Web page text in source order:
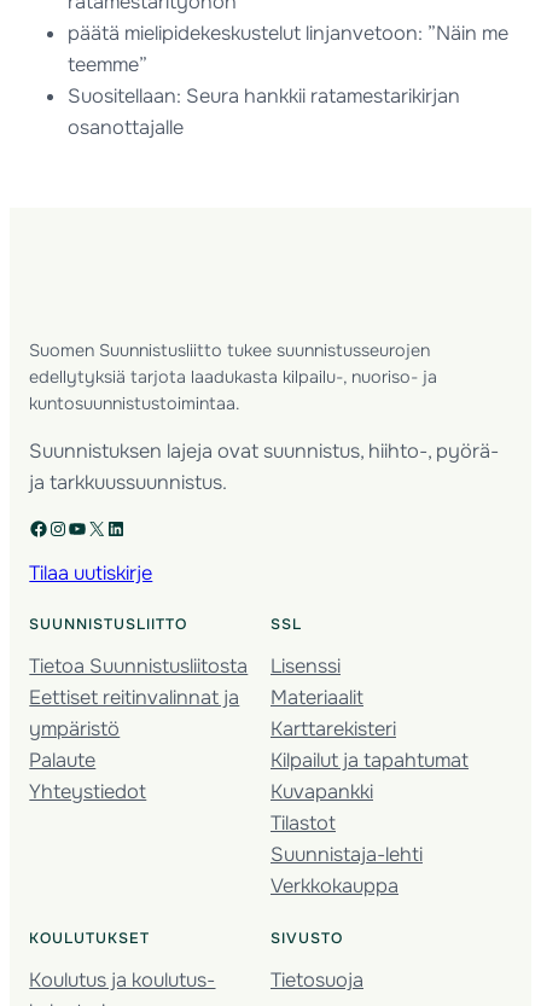
päätä mielipidekeskustelut linjanvetoon: ”Näin me
teemme”
Suositellaan: Seura hankkii ratamestarikirjan
osanottajalle
Suomen Suunnistusliitto tukee suunnistusseurojen
edellytyksiä tarjota laadukasta kilpailu-, nuoriso- ja
kuntosuunnistustoimintaa.
Suunnistuksen lajeja ovat suunnistus, hiihto-, pyörä-
ja tarkkuussuunnistus.
Facebook Instagram YouTube X LinkedIn
Tilaa uutiskirje
SUUNNISTUSLIITTO
Tietoa Suunnistusliitosta
Eettiset reitinvalinnat ja
ympäristö
Palaute
Yhteystiedot
SSL
Lisenssi
Materiaalit
Karttarekisteri
Kilpailut ja tapahtumat
Kuvapankki
Tilastot
Suunnistaja-lehti
Verkkokauppa
KOULUTUKSET
Koulutus ja koulutus­
SIVUSTO
Tietosuoja